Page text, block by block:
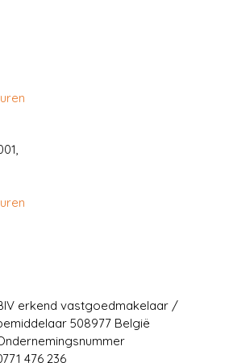
erkend vastgoedmakelaar /
508977 België
476 236